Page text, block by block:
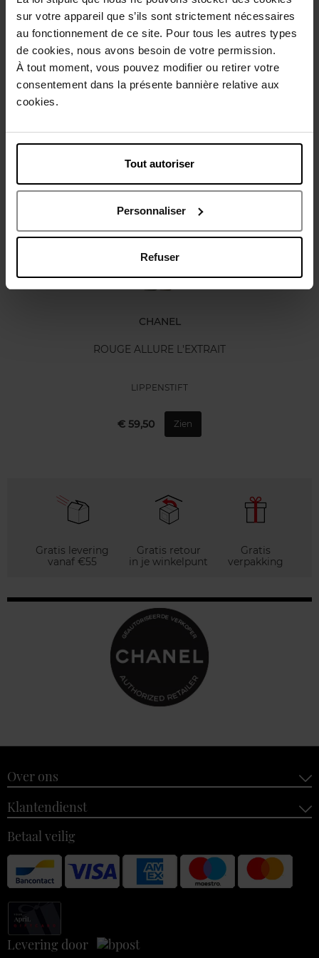
sur votre appareil que s’ils sont strictement nécessaires
au fonctionnement de ce site. Pour tous les autres types
de cookies, nous avons besoin de votre permission.
À tout moment, vous pouvez modifier ou retirer votre
consentement dans la présente bannière relative aux
cookies.
Tout autoriser
Personnaliser
Refuser
Gratis verpakking
Beschrijving
Karakteristieken
Nog iets vergeten ?
CHANEL
ROUGE ALLURE L'EXTRAIT
LIPPENSTIFT
€ 59,50 Zien
Gratis levering
vanaf €55
Gratis retour
in je winkelpunt
Gratis
verpakking
Over ons
Klantendienst
Betaal veilig
Levering door